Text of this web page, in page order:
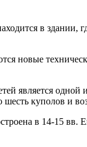
в
новые
является
куполов и
в 14-15